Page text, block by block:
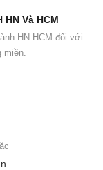
HN Và HCM
HN HCM đối với